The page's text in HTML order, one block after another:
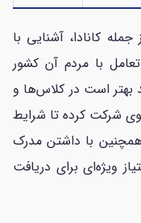
کانادا، آشنایی با
با مردم آن کشور
بهتر است در کلاس‌ها و
شرکت کرده تا شرایط
با داشتن مدرک
ویژه‌ای برای دریافت